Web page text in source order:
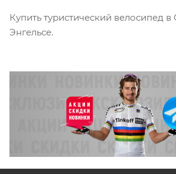
Купить туристический велосипед в
Энгельсе.